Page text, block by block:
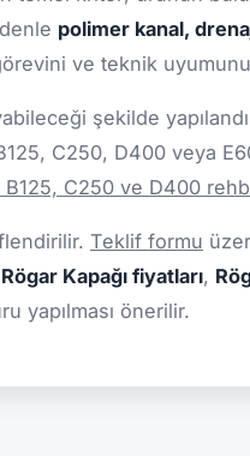
polimer kanal,
ve teknik
şekilde
C250, D400 veya
B125, C250 ve D400
Teklif formu
Rögar Kapağı fiyatları,
yapılması önerilir.